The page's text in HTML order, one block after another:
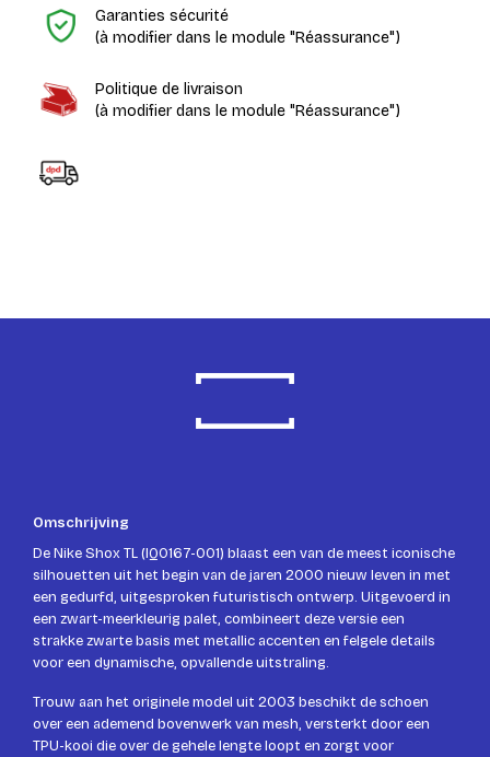
Garanties sécurité
(à modifier dans le module "Réassurance")
Politique de livraison
(à modifier dans le module "Réassurance")
Omschrijving
De Nike Shox TL (IQ0167-001) blaast een van de meest iconische
silhouetten uit het begin van de jaren 2000 nieuw leven in met
een gedurfd, uitgesproken futuristisch ontwerp. Uitgevoerd in
een zwart-meerkleurig palet, combineert deze versie een
strakke zwarte basis met metallic accenten en felgele details
voor een dynamische, opvallende uitstraling.
Trouw aan het originele model uit 2003 beschikt de schoen
over een ademend bovenwerk van mesh, versterkt door een
TPU-kooi die over de gehele lengte loopt en zorgt voor